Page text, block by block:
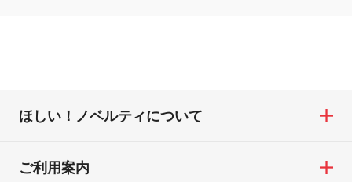
ほしい！ノベルティについて
ご利用案内